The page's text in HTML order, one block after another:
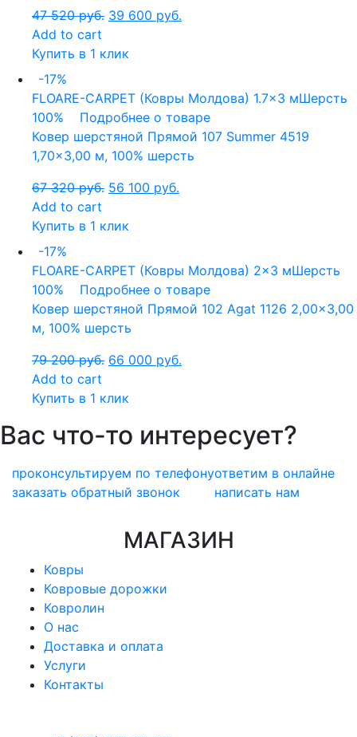
47 520руб. 39 600 руб.
Add to cart
Купить в 1 клик
-17%
FLOARE-CARPET (Ковры Молдова) 1.7x3 мШерсть
100%
Подробнее о товаре
Ковер шерстяной Прямой 107 Summer 4519
1,70×3,00 м, 100% шерсть
67 320руб. 56 100 руб.
Add to cart
Купить в 1 клик
-17%
FLOARE-CARPET (Ковры Молдова) 2x3 мШерсть
100%
Подробнее о товаре
Ковер шерстяной Прямой 102 Agat 1126 2,00×3,00
м, 100% шерсть
79 200руб. 66 000 руб.
Add to cart
Купить в 1 клик
Вас что-то интересует?
проконсультируем по телефону
заказать обратный звонок
ответим в онлайне
написать нам
МАГАЗИН
Ковры
Ковровые дорожки
Ковролин
О нас
Доставка и оплата
Услуги
Контакты